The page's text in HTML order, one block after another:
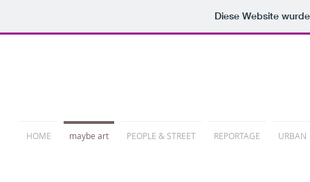
Diese Website
HOME maybe art PEOPLE & STREET REPORTAGE URBAN